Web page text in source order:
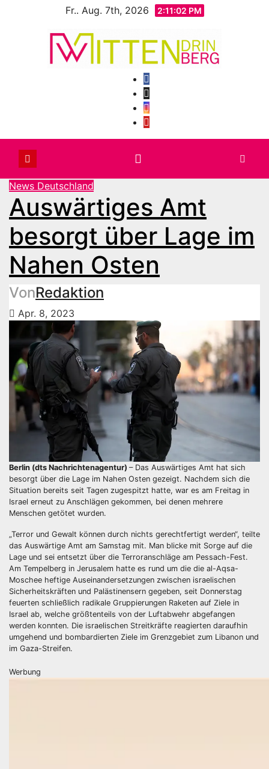
Fr.. Aug. 7th, 2026 2:11:05 PM
News Deutschland
Auswärtiges Amt
besorgt über Lage im
Nahen Osten
VonRedaktion
Apr. 8, 2023
Berlin (dts Nachrichtenagentur) – Das Auswärtiges Amt hat sich
besorgt über die Lage im Nahen Osten gezeigt. Nachdem sich die
Situation bereits seit Tagen zugespitzt hatte, war es am Freitag in
Israel erneut zu Anschlägen gekommen, bei denen mehrere
Menschen getötet wurden.
„Terror und Gewalt können durch nichts gerechtfertigt werden“, teilte
das Auswärtige Amt am Samstag mit. Man blicke mit Sorge auf die
Lage und sei entsetzt über die Terroranschläge am Pessach-Fest.
Am Tempelberg in Jerusalem hatte es rund um die die al-Aqsa-
Moschee heftige Auseinandersetzungen zwischen israelischen
Sicherheitskräften und Palästinensern gegeben, seit Donnerstag
feuerten schließlich radikale Gruppierungen Raketen auf Ziele in
Israel ab, welche größtenteils von der Luftabwehr abgefangen
werden konnten. Die israelischen Streitkräfte reagierten daraufhin
umgehend und bombardierten Ziele im Grenzgebiet zum Libanon und
im Gaza-Streifen.
Werbung